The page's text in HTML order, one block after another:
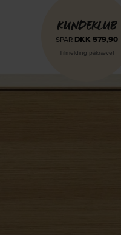
KUNDEKLUB
SPAR DKK 579,90
Tilmelding påkrævet